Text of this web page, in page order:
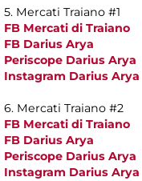
5. Mercati Traiano #1
FB Mercati di Traiano
FB Darius Arya
Periscope Darius Arya
Instagram Darius Arya
6. Mercati Traiano #2
FB Mercati di Traiano
FB Darius Arya
Periscope Darius Arya
Instagram Darius Arya